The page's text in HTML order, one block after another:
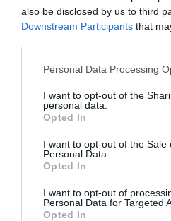
also be disclosed by us to third
Downstream Participants that
Please note that this website/
not limited to your visit or usage
grant or deny consent to Google
use your data for below
consent section.
Personal Data Processing
I want to opt-out of the
personal data.
Opted In
I want to opt-out of the Sale
Personal Data.
Opted In
I want to opt-out of
Personal Data for Targeted
Opted In